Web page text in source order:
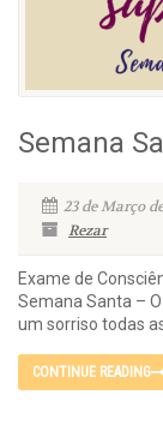
Semana
23 de Março
Rezar
Exame de
Semana Santa –
um sorriso todas
CONTINUE READING